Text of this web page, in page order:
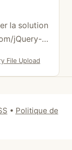
la solution
jQuery-
fonctionne
à
a
plus simple
Librairies
File Upload
• Politique de